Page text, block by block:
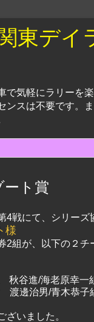
東デイ
で気軽にラリーを
ンスは不要です。
ート賞
4戦にて、シリーズ
様
2組が、以下の２チ
谷進/海老原幸一
邊治男/青木恭子
ざいました。